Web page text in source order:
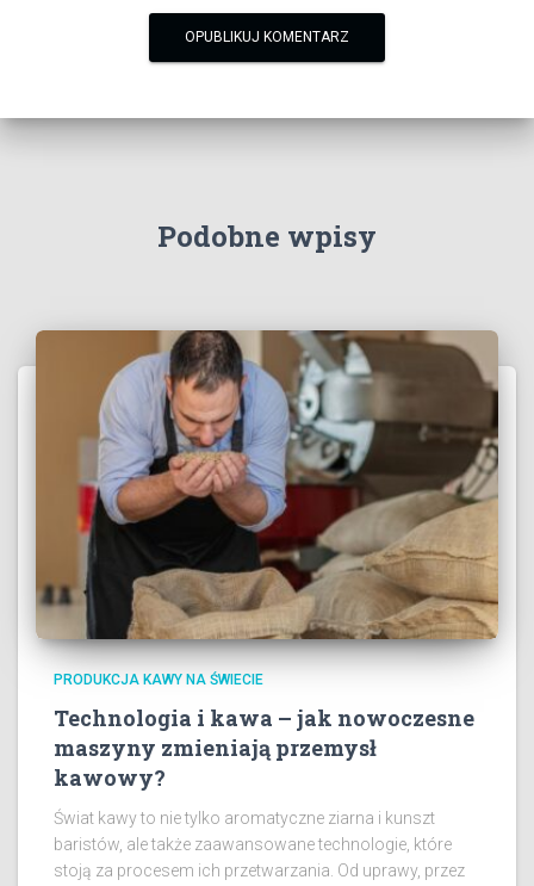
Podobne wpisy
PRODUKCJA KAWY NA ŚWIECIE
Technologia i kawa – jak nowoczesne
maszyny zmieniają przemysł
kawowy?
Świat kawy to nie tylko aromatyczne ziarna i kunszt
baristów, ale także zaawansowane technologie, które
stoją za procesem ich przetwarzania. Od uprawy, przez